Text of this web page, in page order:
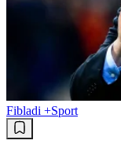
Fibladi +Sport